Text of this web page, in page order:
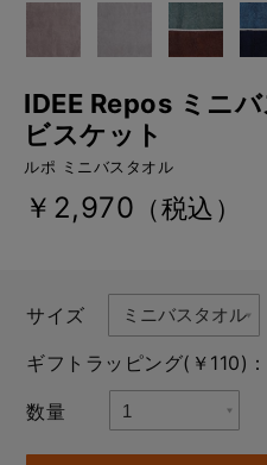
IDEE Repos ミニ
ビスケット
ルポ ミニバスタオル
￥2,970 （税込）
サイズ
ギフトラッピング(￥110)：
数量